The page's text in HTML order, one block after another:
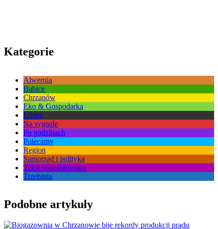
Kategorie
Alwernia
Babice
Chrzanów
Eko & Gospodarka
Libiąż
Na sygnale
Po godzinach
Polecamy
Region
Samorząd i polityka
Tekst sponsorowany
Trzebinia
Podobne artykuły